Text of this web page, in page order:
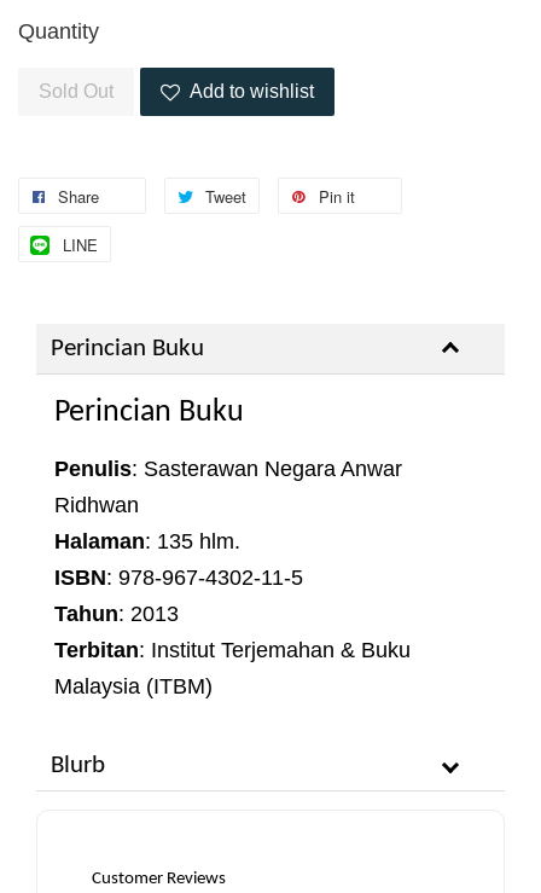
Quantity
Sold Out Add to wishlist
Share Tweet Pin it
LINE
Perincian Buku
Perincian Buku
Penulis: Sasterawan Negara Anwar
Ridhwan
Halaman: 135 hlm.
ISBN: 978-967-4302-11-5
Tahun: 2013
Terbitan: Institut Terjemahan & Buku
Malaysia (ITBM)
Blurb
Customer Reviews